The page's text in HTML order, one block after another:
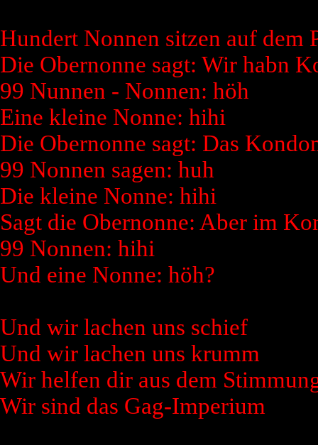
Hundert Nonnen sitzen auf dem
Die Obernonne sagt: Wir habn
99 Nunnen - Nonnen: höh
Eine kleine Nonne: hihi
Die Obernonne sagt: Das
99 Nonnen sagen: huh
Die kleine Nonne: hihi
Sagt die Obernonne: Aber im
99 Nonnen: hihi
Und eine Nonne: höh?
Und wir lachen uns schief
Und wir lachen uns krumm
Wir helfen dir aus dem
Wir sind das Gag-Imperium